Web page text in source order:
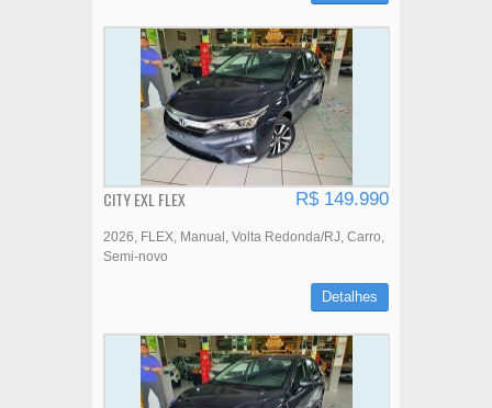
CITY EXL FLEX R$ 149.990
2026 FLEX Manual Volta Redonda/RJ Carro
Semi-novo
Detalhes